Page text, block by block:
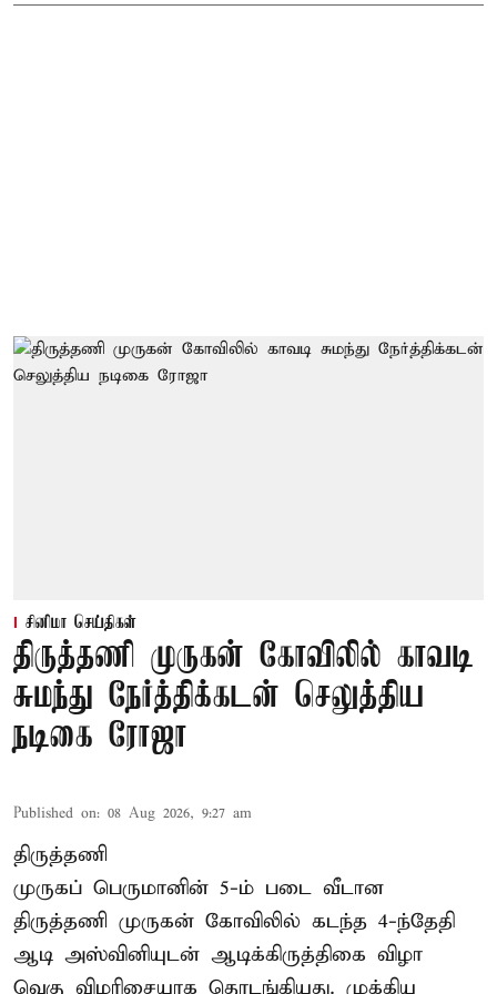
சினிமா செய்திகள்
திருத்தணி முருகன் கோவிலில் காவடி
சுமந்து நேர்த்திக்கடன் செலுத்திய
நடிகை ரோஜா
Published on: 08 Aug 2026, 9:27 am
திருத்தணி
முருகப் பெருமானின் 5-ம் படை வீடான
திருத்தணி முருகன் கோவிலில் கடந்த 4-ந்தேதி
ஆடி அஸ்வினியுடன் ஆடிக்கிருத்திகை விழா
வெகு விமரிசையாக தொடங்கியது. முக்கிய